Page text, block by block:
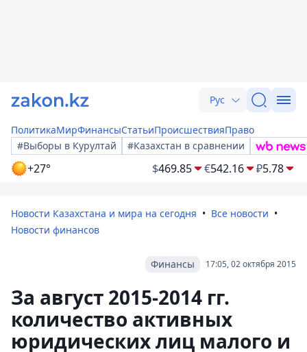
Рус
ПолитикаМирФинансыСтатьиПроисшествияПраво
#Выборы в Курултай
#Казахстан в сравнении
+27° $469.85 €542.16 ₽5.78
Новости Казахстана и мира на сегодня
Все новости
Новости финансов
17:05, 02 октября 2015
Финансы
За август 2015-2014 гг.
количество активных
юридических лиц малого и